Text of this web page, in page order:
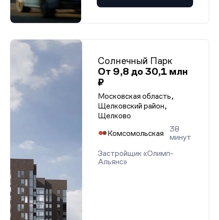
Солнечный Парк
От 9,8 до 30,1 млн
₽
Московская область,
Щелковский район,
Щелково
Комсомольская
38
минут
Застройщик «Олимп-
Альянс»